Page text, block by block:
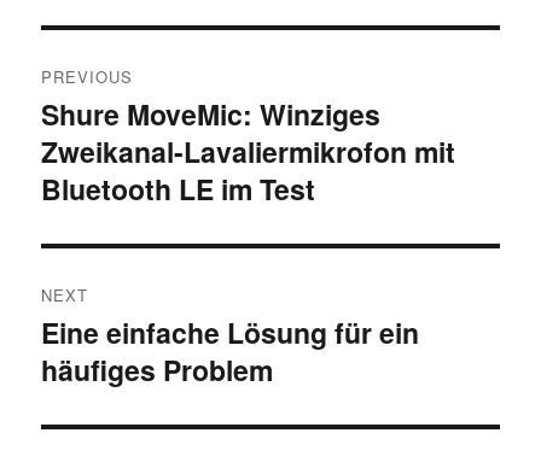
navigation
PREVIOUS
Previous
post:
Shure MoveMic: Winziges
Zweikanal-Lavaliermikrofon mit
Bluetooth LE im Test
NEXT
Next
post:
Eine einfache Lösung für ein
häufiges Problem